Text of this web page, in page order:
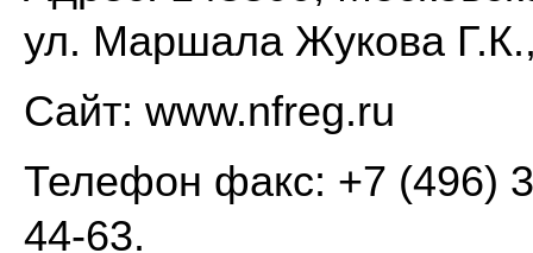
ул. Маршала Жукова
Сайт: www.nfreg.ru
Телефон факс: +7 (496)
44-63.